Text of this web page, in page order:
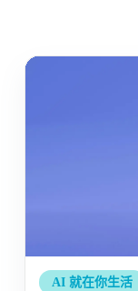
AI 就在你生活